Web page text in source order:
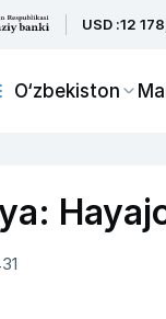
USD :12
O‘zbekiston